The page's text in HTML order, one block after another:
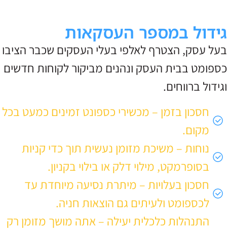
גידול במספר העסקאות
בעל עסק, הצטרף לאלפי בעלי העסקים שכבר הציבו
כספומט בבית העסק ונהנים מביקור לקוחות חדשים
וגידול ברווחים.
חסכון בזמן – מכשירי כספונט זמינים כמעט בכל
מקום.
נוחות – משיכת מזומן נעשית תוך כדי קניות
בסופרמקט, מילוי דלק או בילוי בקניון.
חסכון בעלויות – מיתרת נסיעה מיוחדת עד
לכספומט ולעיתים גם הוצאות חניה.
התנהלות כלכלית יעילה – אתה מושך מזומן רק